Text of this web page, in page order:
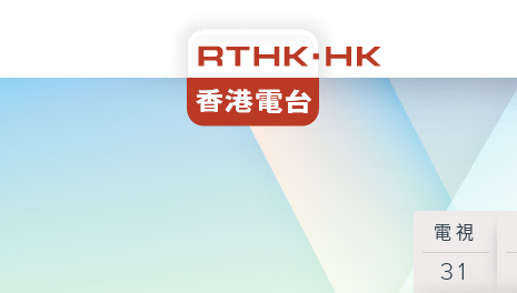
電視
31